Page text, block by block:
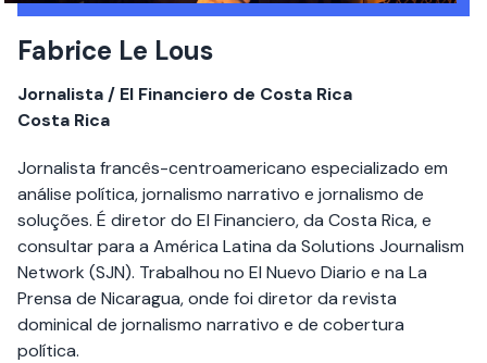
Fabrice Le Lous
Jornalista / El Financiero de Costa Rica
Costa Rica
Jornalista francês-centroamericano especializado em
análise política, jornalismo narrativo e jornalismo de
soluções. É diretor do El Financiero, da Costa Rica, e
consultar para a América Latina da Solutions Journalism
Network (SJN). Trabalhou no El Nuevo Diario e na La
Prensa de Nicaragua, onde foi diretor da revista
dominical de jornalismo narrativo e de cobertura
política.